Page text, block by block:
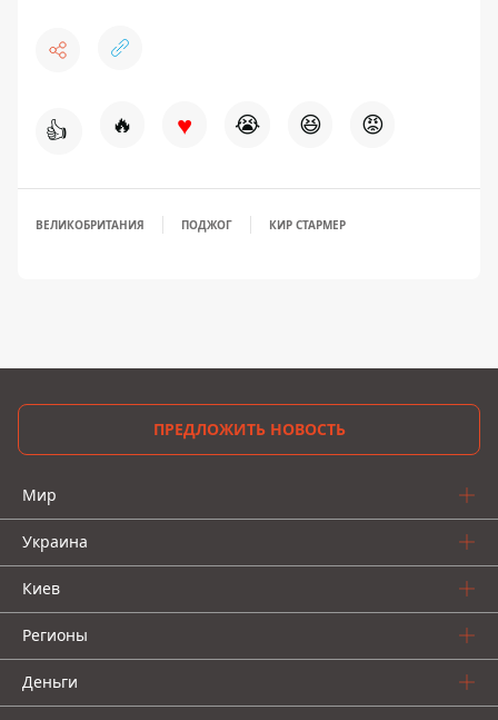
👍 🔥 ♥ 😭 😆 😡
ВЕЛИКОБРИТАНИЯ ПОДЖОГ КИР СТАРМЕР
ПРЕДЛОЖИТЬ НОВОСТЬ
Мир
Украина
Киев
Регионы
Деньги